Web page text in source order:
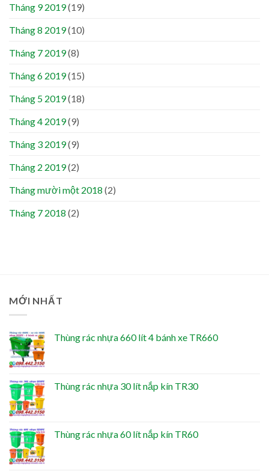
Tháng 9 2019(19)
Tháng 8 2019(10)
Tháng 7 2019(8)
Tháng 6 2019(15)
Tháng 5 2019(18)
Tháng 4 2019(9)
Tháng 3 2019(9)
Tháng 2 2019(2)
Tháng mười một 2018 (2)
Tháng 7 2018 (2)
MỚI NHẤT
Thùng rác nhựa 660 lít 4 bánh xe TR660
Thùng rác nhựa 30 lít nắp kín TR30
Thùng rác nhựa 60 lít nắp kín TR60